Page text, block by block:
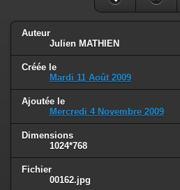
Auteur
Julien MATHIEN
Créée le
Mardi 11 Août 2009
Ajoutée le
Mercredi 4 Novembre 2009
Dimensions
1024*768
Fichier
00162.jpg